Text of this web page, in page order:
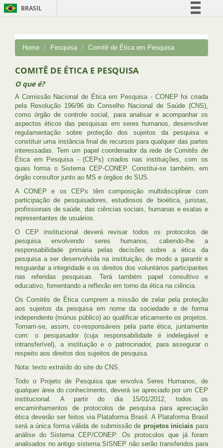
BRASIL
Comunica BR
Participe
Acesso à informação
Canais
Home Pesquisa Comitê de Ética em Pesquisa
COMITÊ DE ÉTICA E PESQUISA
O que é?
A Comissão Nacional de Ética em Pesquisa - CONEP foi criada
pela Resolução 196/96 do Conselho Nacional de Saúde (CNS),
como órgão de controle social, para analisar e acompanhar os
aspectos éticos das pesquisas em seres humanos, desenvolver
regulamentação sobre proteção dos sujeitos da pesquisa e
constituir uma instância final de recursos para qualquer das partes
interessadas. Tem um papel coordenador da rede de Comitês de
Ética em Pesquisa - (CEPs) criados nas instituições, com os
quais forma o Sistema CEP-CONEP. Constitui-se também, em
órgão consultor junto ao MS e órgãos do SUS.
A CONEP e os CEPs têm composição multidisciplinar com
participação de pesquisadores, estudiosos de bioética, juristas,
profissionais de saúde, das ciências sociais, humanas e exatas e
representantes de usuários.
O CEP institucional deverá revisar todos os protocolos de
pesquisa envolvendo seres humanos, cabendo-lhe a
responsabilidade primária pelas decisões sobre a ética da
pesquisa a ser desenvolvida na instituição, de modo a garantir e
resguardar a integridade e os direitos dos voluntários participantes
nas referidas pesquisas. Terá também papel consultivo e
educativo, fomentando a reflexão em torno da ética na ciência.
Os Comitês de Ética cumprem a missão de zelar pela proteção
aos sujeitos da pesquisa em nome da sociedade e de forma
independente (múnus público) ao qualificar eticamente os projetos.
Tornam-se, assim, co-responsáveis pela parte ética, juntamente
com: o pesquisador (cuja responsabilidade é indelegável e
intransferível), a instituição e o patrocinador, para assegurar o
respeito aos direitos dos sujeitos de pesquisa.
Nota: texto extraído do site do CNS.
Todo o Projeto de Pesquisa que envolva Seres Humanos, de
qualquer área do conhecimento, deverá se apreciado por um CEP
institucional. A partir do dia 15/01/2012, todos os
encaminhamentos de protocolos de pesquisa para apreciação
ética deverão ser feitos via Plataforma Brasil. A Plataforma Brasil
será a única forma válida de submissão de projetos iniciais para
análise do Sistema CEP/CONEP. Os protocolos que já foram
analisados no antigo sistema SISNEP não serão transferidos para